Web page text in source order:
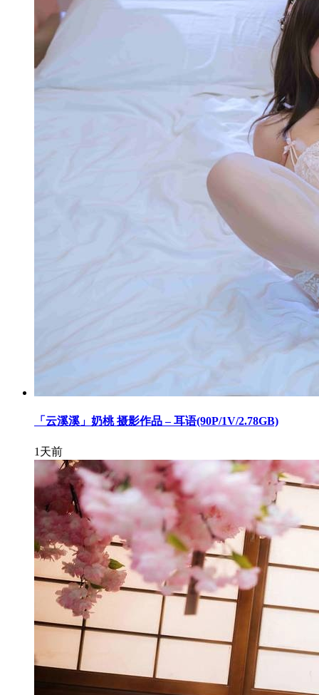
「云溪溪」奶桃 摄影作品 – 耳语(90P/1V/2.78GB)
1天前